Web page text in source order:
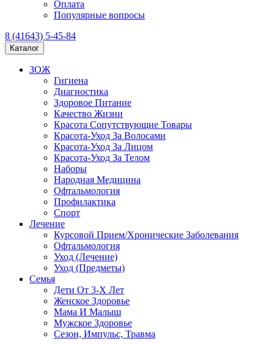
Оплата
Популярные вопросы
8 (41643) 5-45-84
Каталог
ЗОЖ
Гигиена
Диагностика
Здоровое Питание
Качество Жизни
Красота Сопутствующие Товары
Красота-Уход За Волосами
Красота-Уход За Лицом
Красота-Уход За Телом
Наборы
Народная Медицина
Офтальмология
Профилактика
Спорт
Лечение
Курсовой Прием/Хронические Заболевания
Офтальмология
Уход (Лечение)
Уход (Предметы)
Семья
Дети От 3-Х Лет
Женское Здоровье
Мама И Малыш
Мужское Здоровье
Сезон, Импульс, Травма